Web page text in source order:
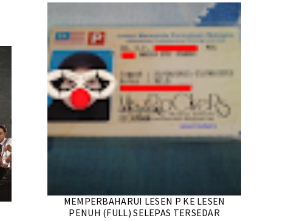
MEMPERBAHARUI LESEN P KE LESEN
PENUH (FULL) SELEPAS TERSEDAR